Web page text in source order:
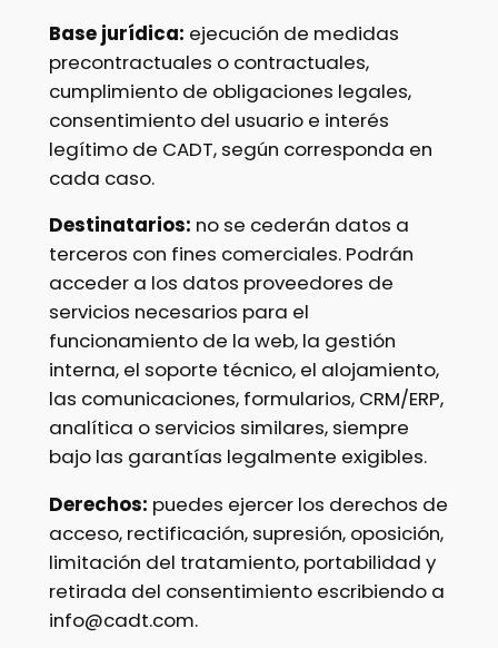
Base jurídica: ejecución de medidas
precontractuales o contractuales,
cumplimiento de obligaciones legales,
consentimiento del usuario e interés
legítimo de CADT, según corresponda en
cada caso.
Destinatarios: no se cederán datos a
terceros con fines comerciales. Podrán
acceder a los datos proveedores de
servicios necesarios para el
funcionamiento de la web, la gestión
interna, el soporte técnico, el alojamiento,
las comunicaciones, formularios, CRM/ERP,
analítica o servicios similares, siempre
bajo las garantías legalmente exigibles.
Derechos: puedes ejercer los derechos de
acceso, rectificación, supresión, oposición,
limitación del tratamiento, portabilidad y
retirada del consentimiento escribiendo a
info@cadt.com.